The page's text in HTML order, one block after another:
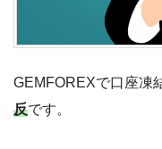
GEMFOREXで口座凍
反です。